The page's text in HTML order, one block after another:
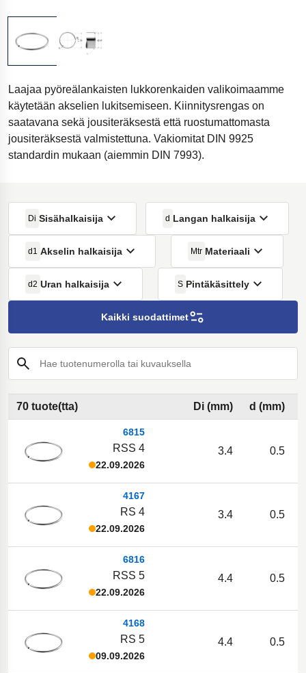
Laajaa pyöreälankaisten lukkorenkaiden valikoimaamme
käytetään akselien lukitsemiseen. Kiinnitysrengas on
saatavana sekä jousiteräksestä että ruostumattomasta
jousiteräksestä valmistettuna. Vakiomitat DIN 9925
standardin mukaan (aiemmin DIN 7993).
Di Sisähalkaisija d Langan halkaisija
d1 Akselin halkaisija Mtr Materiaali
d2 Uran halkaisija S Pintäkäsittely
Kaikki suodattimet
Hae tuotenumerolla tai kuvauksella
70 tuote(tta) Di (mm) d (mm)
6815
RSS 4
22.09.2026
3.4 0.5
4167
RS 4
22.09.2026
3.4 0.5
6816
RSS 5
22.09.2026
4.4 0.5
4168
RS 5
09.09.2026
4.4 0.5